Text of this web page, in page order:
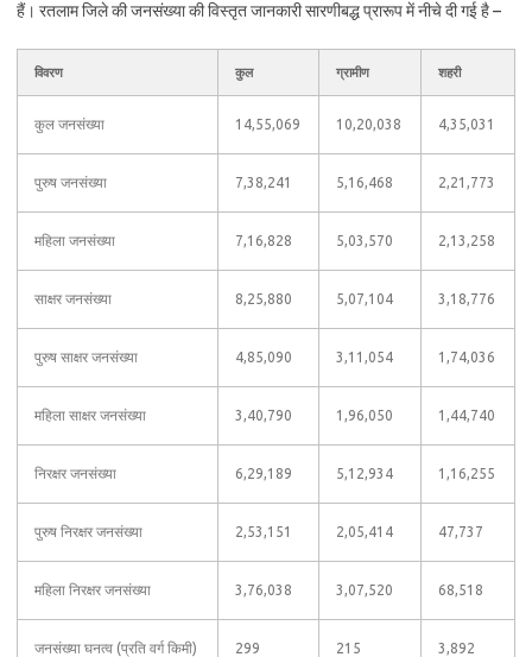
हैं। रतलाम जिले की जनसंख्या की विस्तृत जानकारी सारणीबद्ध प्रारूप में नीचे दी गई है –
विवरण कुल ग्रामीण शहरी
कुल जनसंख्या 14,55,069 10,20,038 4,35,031
पुरुष जनसंख्या 7,38,241 5,16,468 2,21,773
महिला जनसंख्या 7,16,828 5,03,570 2,13,258
साक्षर जनसंख्या 8,25,880 5,07,104 3,18,776
पुरुष साक्षर जनसंख्या 4,85,090 3,11,054 1,74,036
महिला साक्षर जनसंख्या 3,40,790 1,96,050 1,44,740
निरक्षर जनसंख्या 6,29,189 5,12,934 1,16,255
पुरुष निरक्षर जनसंख्या 2,53,151 2,05,414 47,737
महिला निरक्षर जनसंख्या 3,76,038 3,07,520 68,518
जनसंख्या घनत्व (प्रति वर्ग किमी) 299 215 3,892